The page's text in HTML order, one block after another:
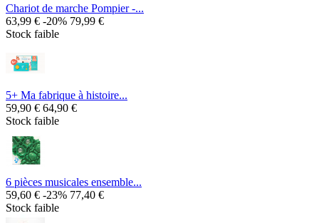
Chariot de marche Pompier -...
63,99 € -20% 79,99 €
Stock faible
5+ Ma fabrique à histoire...
59,90 € 64,90 €
Stock faible
6 pièces musicales ensemble...
59,60 € -23% 77,40 €
Stock faible